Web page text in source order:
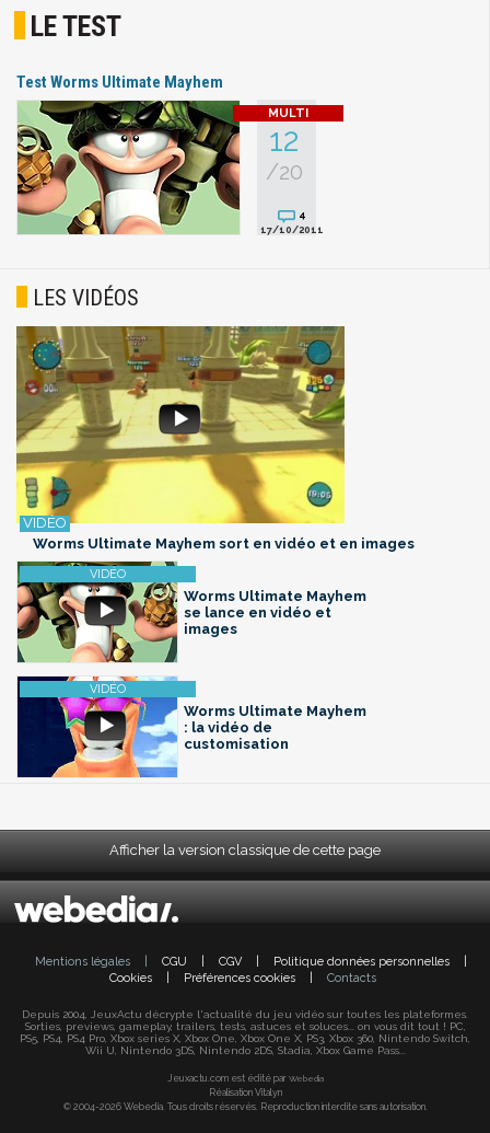
LE TEST
Test Worms Ultimate Mayhem
12
/20
4
17/10/2011
LES VIDÉOS
Worms Ultimate Mayhem sort en vidéo et en images
Worms Ultimate Mayhem
se lance en vidéo et
images
Worms Ultimate Mayhem
: la vidéo de
customisation
Afficher la version classique de cette page
Mentions légales CGU CGV Politique données personnelles
Cookies
Préférences cookies Contacts
Depuis 2004, JeuxActu décrypte l'actualité du jeu vidéo sur toutes les plateformes.
Sorties, previews, gameplay, trailers, tests, astuces et soluces... on vous dit tout ! PC,
PS5, PS4, PS4 Pro, Xbox series X, Xbox One, Xbox One X, PS3, Xbox 360, Nintendo Switch,
Wii U, Nintendo 3DS, Nintendo 2DS, Stadia, Xbox Game Pass...
Jeuxactu.com est édité par Webedia
Réalisation Vitalyn
© 2004-2026 Webedia. Tous droits réservés. Reproduction interdite sans autorisation.